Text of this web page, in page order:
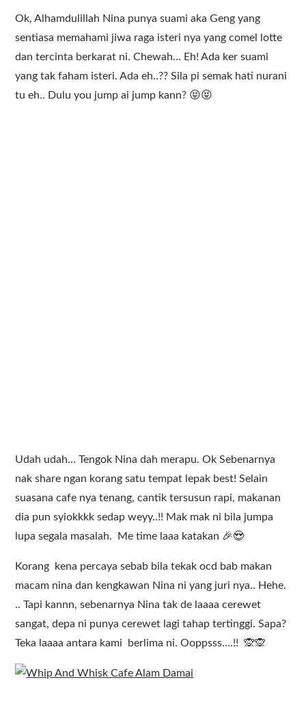
Ok, Alhamdulillah Nina punya suami aka Geng yang
sentiasa memahami jiwa raga isteri nya yang comel lotte
dan tercinta berkarat ni. Chewah… Eh! Ada ker suami
yang tak faham isteri. Ada eh..?? Sila pi semak hati nurani
tu eh.. Dulu you jump ai jump kann? 😝😝
Udah udah… Tengok Nina dah merapu. Ok Sebenarnya
nak share ngan korang satu tempat lepak best! Selain
suasana cafe nya tenang, cantik tersusun rapi, makanan
dia pun syiokkkk sedap weyy..!! Mak mak ni bila jumpa
lupa segala masalah. Me time laaa katakan 🎉😍
Korang kena percaya sebab bila tekak ocd bab makan
macam nina dan kengkawan Nina ni yang juri nya.. Hehe.
.. Tapi kannn, sebenarnya Nina tak de laaaa cerewet
sangat, depa ni punya cerewet lagi tahap tertinggi. Sapa?
Teka laaaa antara kami berlima ni. Ooppsss….!! 🙊🙊